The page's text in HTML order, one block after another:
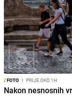
/FOTO I PRIJE OKO 1H
Nakon nesnosnih